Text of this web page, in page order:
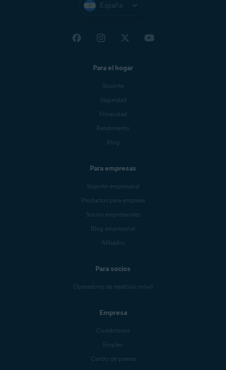
España
Para el hogar
Soporte
Seguridad
Privacidad
Rendimiento
Blog
Para empresas
Soporte empresarial
Productos para empresa
Socios empresariales
Blog empresarial
Afiliados
Para socios
Operadores de telefonía móvil
Empresa
Contáctenos
Empleo
Centro de prensa